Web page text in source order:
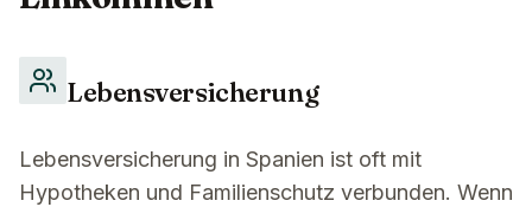
Lebensversicherung
Lebensversicherung in Spanien ist oft mit
Hypotheken und Familienschutz verbunden. Wenn